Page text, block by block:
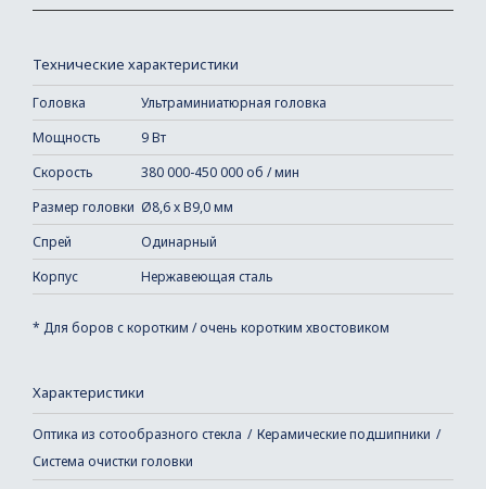
Технические характеристики
Головка
Ультраминиатюрная головка
Мощность
9 Вт
Скорость
380 000-450 000 об / мин
Размер головки Ø8,6 x В9,0 мм
Спрей
Одинарный
Корпус
Нержавеющая сталь
* Для боров с коротким / очень коротким хвостовиком
Характеристики
Оптика из сотообразного стекла
Керамические подшипники
Система очистки головки